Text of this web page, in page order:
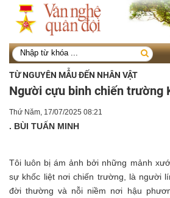
TỪ NGUYÊN MẪU ĐẾN NHÂN VẬT
Người cựu binh chiến trường
Thứ Năm, 17/07/2025 08:21
. BÙI TUẤN MINH
Tôi luôn bị ám ảnh bởi những mảnh
sự khốc liệt nơi chiến trường, là người
đời thường và nỗi niềm nơi hậu